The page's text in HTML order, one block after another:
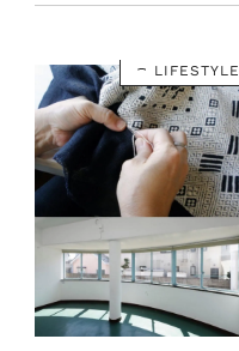
LIFESTYLE